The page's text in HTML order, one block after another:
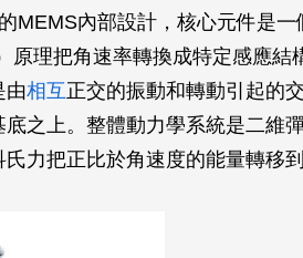
MEMS內部設計，核心元件是
原理把角速率轉換成特定感應結
由相互正交的振動和轉動引起的
之上。整體動力學系統是二維
力把正比於角速度的能量轉移到